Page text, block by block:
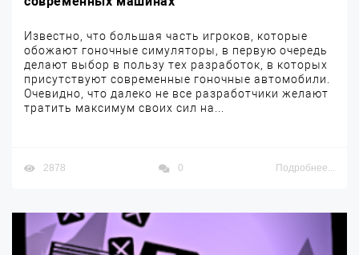
Известно, что большая часть игроков, которые
обожают гоночные симуляторы, в первую очередь
делают выбор в пользу тех разработок, в которых
присутствуют современные гоночные автомобили.
Очевидно, что далеко не все разработчики желают
тратить максимум своих сил на...
2878 0 Подробнее...